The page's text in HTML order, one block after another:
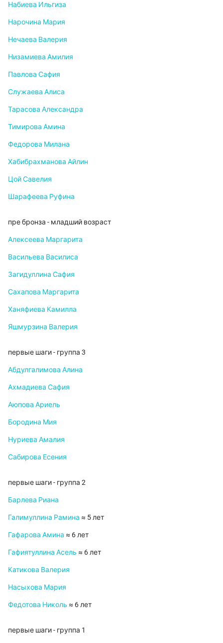
Набиева Ильгиза
Нарочина Мария
Нечаева Валерия
Низамиева Амилия
Павлова Сафия
Служаева Алиса
Тарасова Александра
Тимирова Амина
Федорова Милана
Хабибрахманова Айлин
Цой Савелия
Шарафеева Руфина
пре бронза - младший возраст
Алексеева Маргарита
Васильева Василиса
Загидуллина Сафия
Сахапова Маргарита
Ханяфиева Камилла
Яшмурзина Валерия
первые шаги - группа 3
Абдулгалимова Алина
Ахмадиева Сафия
Аюпова Ариель
Бородина Мия
Нуриева Амалия
Сабирова Есения
первые шаги - группа 2
Барлева Риана
Галимуллина Рамина ≈ 5 лет
Гафарова Амина ≈ 6 лет
Гафиятуллина Асель ≈ 6 лет
Катикова Валерия
Насыхова Мария
Федотова Николь ≈ 6 лет
первые шаги - группа 1